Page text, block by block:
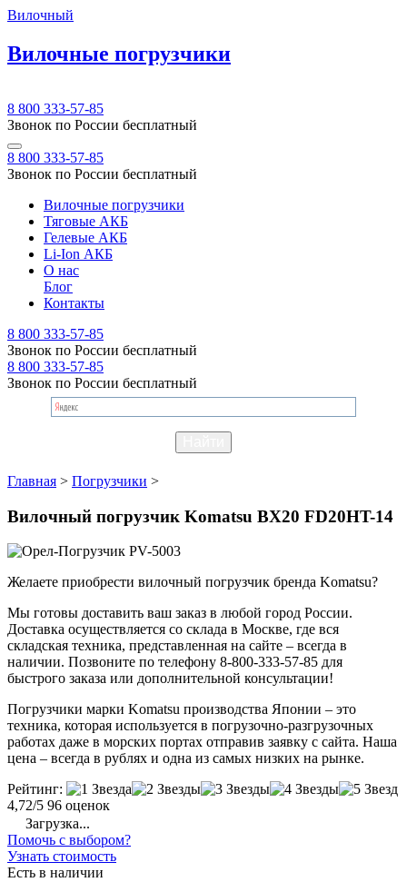
Вилочный
Вилочные погрузчики
8 800 333-57-85
Звонок по России бесплатный
8 800 333-57-85
Звонок по России бесплатный
Вилочные погрузчики
Тяговые АКБ
Гелевые АКБ
Li-Ion АКБ
О нас
Блог
Контакты
8 800 333-57-85
Звонок по России бесплатный
8 800 333-57-85
Звонок по России бесплатный
Главная > Погрузчики >
Вилочный погрузчик Komatsu BX20 FD20HT-14
Желаете приобрести вилочный погрузчик бренда Komatsu?
Мы готовы доставить ваш заказ в любой город России.
Доставка осуществляется со склада в Москве, где вся
складская техника, представленная на сайте – всегда в
наличии. Позвоните по телефону 8-800-333-57-85 для
быстрого заказа или дополнительной консультации!
Погрузчики марки Komatsu производства Японии – это
техника, которая используется в погрузочно-разгрузочных
работах даже в морских портах отправив заявку с сайта. Наша
цена – всегда в рублях и одна из самых низких на рынке.
Рейтинг:
4,72/5 96 оценок
Загрузка...
Помочь с выбором?
Узнать стоимость
Есть в наличии